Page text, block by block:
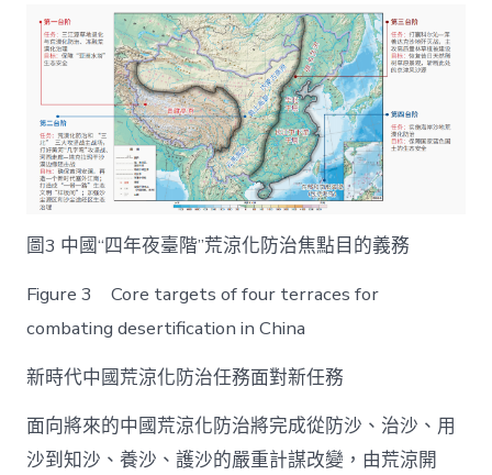
圖3 中國“四年夜臺階”荒涼化防治焦點目的義務
Figure 3 Core targets of four terraces for
combating desertification in China
新時代中國荒涼化防治任務面對新任務
面向將來的中國荒涼化防治將完成從防沙、治沙、用
沙到知沙、養沙、護沙的嚴重計謀改變，由荒涼開